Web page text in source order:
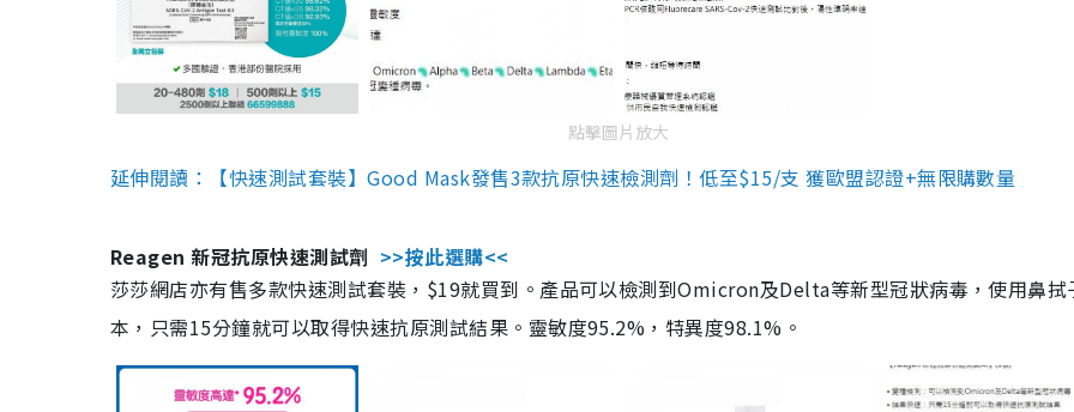
點擊圖片放大
延伸閱讀：【快速測試套裝】Good Mask發售3款抗原快速檢測劑！低至$15/支 獲歐盟認證+無限購數量
Reagen 新冠抗原快速測試劑 >>按此選購<<
莎莎網店亦有售多款快速測試套裝，$19就買到。產品可以檢測到Omicron及Delta等新型冠狀病毒，使用鼻拭
本，只需15分鐘就可以取得快速抗原測試結果。靈敏度95.2%，特異度98.1%。